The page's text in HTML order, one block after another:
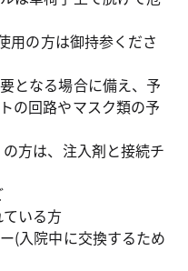
用の方は御持参くださ
となる場合に備え、予
の回路やマスク類の予
方は、注入剤と接続チ
いる方
入院中に交換するため